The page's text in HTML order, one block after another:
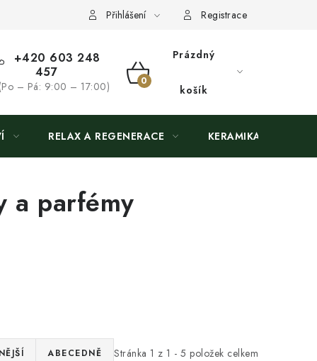
Přihlášení Registrace
+420 603 248
457
– Pá: 9:00 – 17:00)
NÁKUPNÍ
Prázdný
košík
RELAX A REGENERACE KERAMIKA
a parfémy
Stránka 1 z 1 - 5 položek celkem
ABECEDNĚ